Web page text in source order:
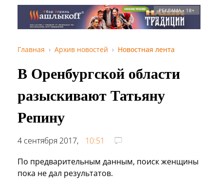
РЕКЛАМА • 18+
Главная Архив новостей Новостная лента
В Оренбургской области
разыскивают Татьяну
Репину
4 сентября 2017,
10:51
По предварительным данным, поиск женщины
пока не дал результатов.